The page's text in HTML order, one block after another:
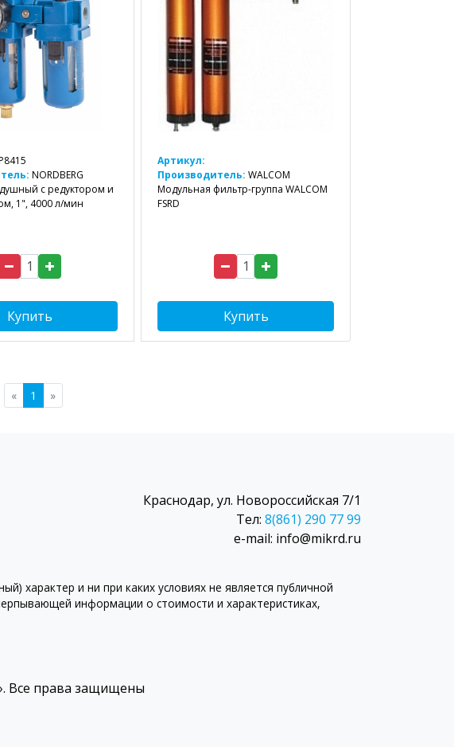
NORDBERG
с редуктором и
1", 4000 л/мин
Купить
Артикул:
Производитель: WALCOM
Модульная фильтр-группа WALCOM
FSRD
Купить
« 1 »
Краснодар, ул. Новороссийская 7/1
Тел: 8(861) 290 77 99
e-mail: info@mikrd.ru
характер и ни при каких условиях не является публичной
информации о стоимости и характеристиках,
Все права защищены